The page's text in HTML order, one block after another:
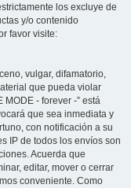
los excluye de
y/o contenido
favor visite:
vulgar, difamatorio,
que pueda violar
- forever -” está
que sea inmediata y
con notificación a su
IP de todos los envíos son
Acuerda que
editar, mover o cerrar
conveniente. Como